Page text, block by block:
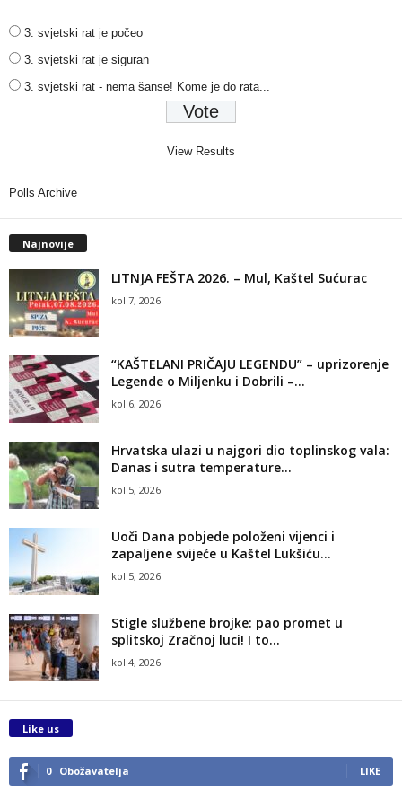
3. svjetski rat je počeo
3. svjetski rat je siguran
3. svjetski rat - nema šanse! Kome je do rata...
View Results
Polls Archive
Najnovije
LITNJA FEŠTA 2026. – Mul, Kaštel Sućurac
kol 7, 2026
“KAŠTELANI PRIČAJU LEGENDU” – uprizorenje
Legende o Miljenku i Dobrili –...
kol 6, 2026
Hrvatska ulazi u najgori dio toplinskog vala:
Danas i sutra temperature...
kol 5, 2026
Uoči Dana pobjede položeni vijenci i
zapaljene svijeće u Kaštel Lukšiću...
kol 5, 2026
Stigle službene brojke: pao promet u
splitskoj Zračnoj luci! I to...
kol 4, 2026
Like us
0 Obožavatelja LIKE